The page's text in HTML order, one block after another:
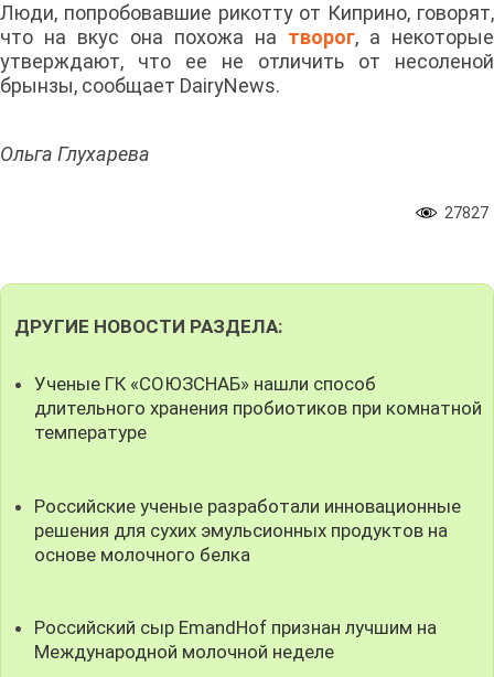
Люди, попробовавшие рикотту от Киприно, говорят,
что на вкус она похожа на творог, а некоторые
утверждают, что ее не отличить от несоленой
брынзы, сообщает DairyNews.
Ольга Глухарева
27827
ДРУГИЕ НОВОСТИ РАЗДЕЛА:
Ученые ГК «СОЮЗСНАБ» нашли способ
длительного хранения пробиотиков при комнатной
температуре
Российские ученые разработали инновационные
решения для сухих эмульсионных продуктов на
основе молочного белка
Российский сыр EmandHof признан лучшим на
Международной молочной неделе